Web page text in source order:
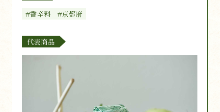
#香辛料
#京都府
代表商品